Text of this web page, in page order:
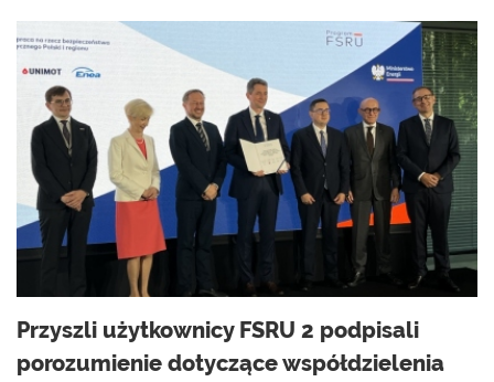
Przyszli użytkownicy FSRU 2 podpisali
porozumienie dotyczące współdzielenia